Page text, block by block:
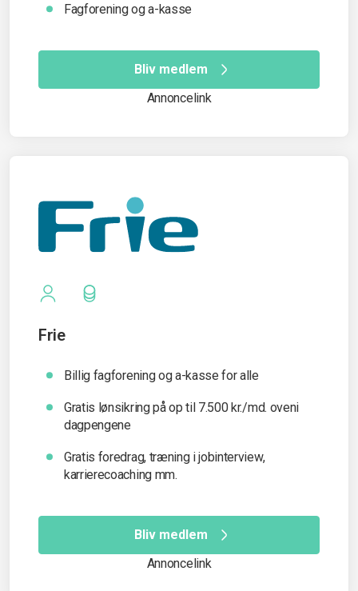
Fagforening og a-kasse
Bliv medlem
Annoncelink
Frie
Billig fagforening og a-kasse for alle
Gratis lønsikring på op til 7.500 kr./md. oveni
dagpengene
Gratis foredrag, træning i jobinterview,
karrierecoaching mm.
Bliv medlem
Annoncelink